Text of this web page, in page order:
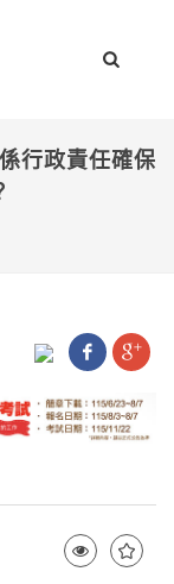
行政責任確保